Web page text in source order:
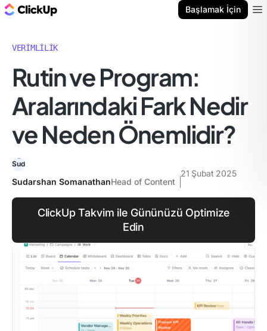
Başlamak İçin
VERIMLILIK
Rutin ve Program:
Aralarındaki Fark Nedir
ve Neden Önemlidir?
Sudarshan SomanathanHead of Content
21 Şubat 2025
ClickUp Takvim ile Gününüzü Optimize
Edin